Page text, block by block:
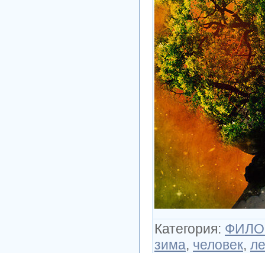
Категория:
зима, человек,